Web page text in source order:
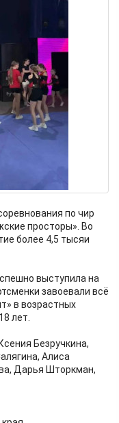
по чир
просторы». Во
более 4,5 тысяи
выступила на
завоевали всё
в возрастных
лет.
Безручкина,
Алиса
Дарья Шторкман,